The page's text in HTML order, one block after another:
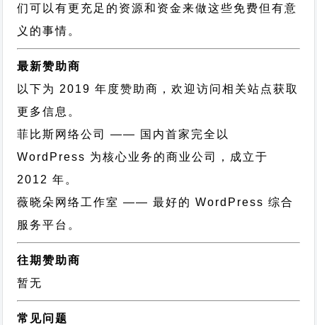
们可以有更充足的资源和资金来做这些免费但有意
义的事情。
最新赞助商
以下为 2019 年度赞助商，欢迎访问相关站点获取
更多信息。
菲比斯网络公司
—— 国内首家完全以
WordPress 为核心业务的商业公司，成立于
2012 年。
薇晓朵网络工作室 —— 最好的 WordPress 综合
服务平台。
往期赞助商
暂无
常见问题